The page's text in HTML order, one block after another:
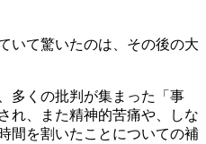
いて驚いたのは、その後の大
多くの批判が集まった「事
れ、また精神的苦痛や、しな
間を割いたことについての補